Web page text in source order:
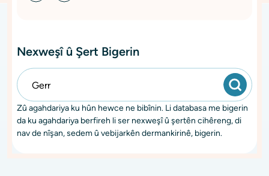
Nexweşî û Şert Bigerin
Zû agahdariya ku hûn hewce ne bibînin. Li databasa me bigerin
da ku agahdariya berfireh li ser nexweşî û şertên cihêreng, di
nav de nîşan, sedem û vebijarkên dermankirinê, bigerin.